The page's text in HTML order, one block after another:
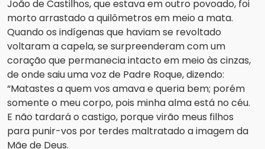
João de Castilhos, que estava em outro povoado, foi
morto arrastado a quilômetros em meio a mata.
Quando os indígenas que haviam se revoltado
voltaram a capela, se surpreenderam com um
coração que permanecia intacto em meio às cinzas,
de onde saiu uma voz de Padre Roque, dizendo:
“Matastes a quem vos amava e queria bem; porém
somente o meu corpo, pois minha alma está no céu.
E não tardará o castigo, porque virão meus filhos
para punir-vos por terdes maltratado a imagem da
Mãe de Deus.